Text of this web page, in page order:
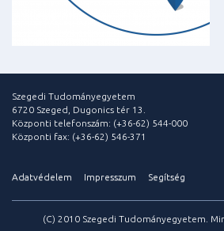
Szegedi Tudományegyetem
6720 Szeged, Dugonics tér 13.
Központi telefonszám: (+36-62) 544-000
Központi fax: (+36-62) 546-371
Adatvédelem Impresszum Segítség
(C) 2010 Szegedi Tudományegyetem.